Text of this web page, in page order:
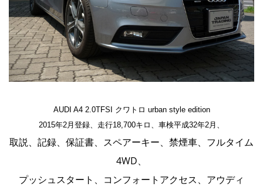
AUDI A4 2.0TFSI クワトロ urban style edition
2015年2月登録、走行18,700キロ、車検平成32年2月、
取説、記録、保証書、スペアーキー、禁煙車、 フルタイム
4WD、
プッシュスタート、コンフォートアクセス、 アウディ